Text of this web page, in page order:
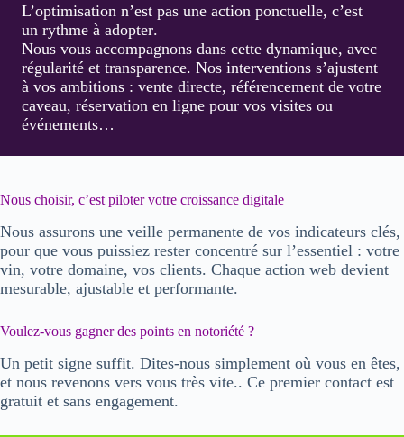
L’optimisation n’est pas une action ponctuelle, c’est
un rythme à adopter.
Nous vous accompagnons dans cette dynamique, avec
régularité et transparence. Nos interventions s’ajustent
à vos ambitions : vente directe, référencement de votre
caveau, réservation en ligne pour vos visites ou
événements…
Nous choisir, c’est piloter votre croissance digitale
Nous assurons une veille permanente de vos indicateurs clés,
pour que vous puissiez rester concentré sur l’essentiel : votre
vin, votre domaine, vos clients. Chaque action web devient
mesurable, ajustable et performante.
Voulez-vous gagner des points en notoriété ?
Un petit signe suffit. Dites-nous simplement où vous en êtes,
et nous revenons vers vous très vite.. Ce premier contact est
gratuit et sans engagement.